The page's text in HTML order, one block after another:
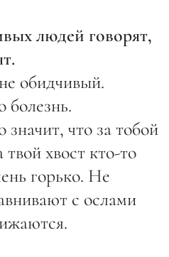
людей говорят,
обидчивый.
что за тобой
хвост кто-то
горько. Не
с ослами